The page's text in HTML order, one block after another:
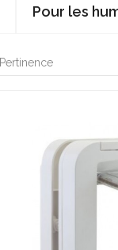
Pour les
Pertinence